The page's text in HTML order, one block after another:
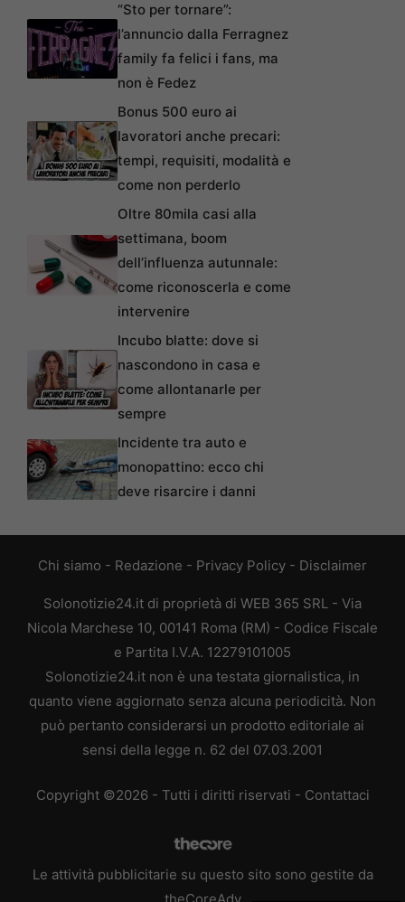
“Sto per tornare”:
l’annuncio dalla Ferragnez
family fa felici i fans, ma
non è Fedez
Bonus 500 euro ai
lavoratori anche precari:
tempi, requisiti, modalità e
come non perderlo
Oltre 80mila casi alla
settimana, boom
dell’influenza autunnale:
come riconoscerla e come
intervenire
Incubo blatte: dove si
nascondono in casa e
come allontanarle per
sempre
Incidente tra auto e
monopattino: ecco chi
deve risarcire i danni
Chi siamo - Redazione - Privacy Policy - Disclaimer
Solonotizie24.it di proprietà di WEB 365 SRL - Via
Nicola Marchese 10, 00141 Roma (RM) - Codice Fiscale
e Partita I.V.A. 12279101005
Solonotizie24.it non è una testata giornalistica, in
quanto viene aggiornato senza alcuna periodicità. Non
può pertanto considerarsi un prodotto editoriale ai
sensi della legge n. 62 del 07.03.2001
Copyright ©2026 - Tutti i diritti riservati - Contattaci
Le attività pubblicitarie su questo sito sono gestite da